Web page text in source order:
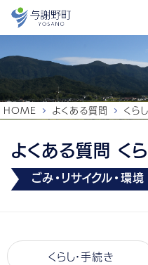
よくある質問 く
ごみ・リサイクル・環境
HOME よくある質問 くら
くらし・手続き